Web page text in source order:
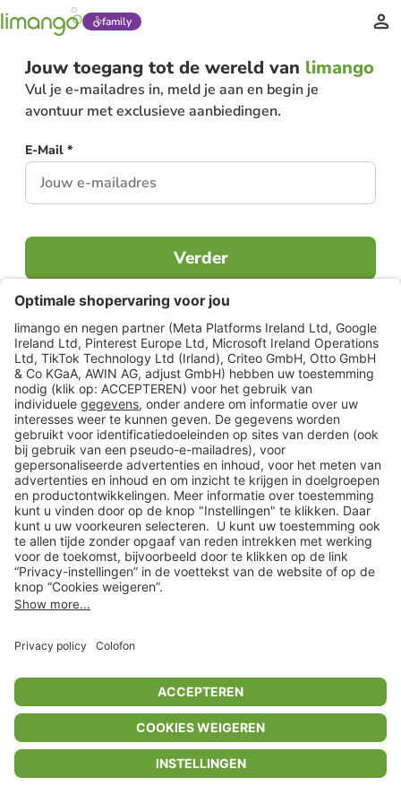
family
Jouw toegang tot de wereld van limango
Vul je e-mailadres in, meld je aan en begin je
avontuur met exclusieve aanbiedingen.
E-Mail *
Verder
Al lid?Inloggen
PrivacyinstellingenAlgemene voorwaardenPrivacybeleidColofon
Help Center